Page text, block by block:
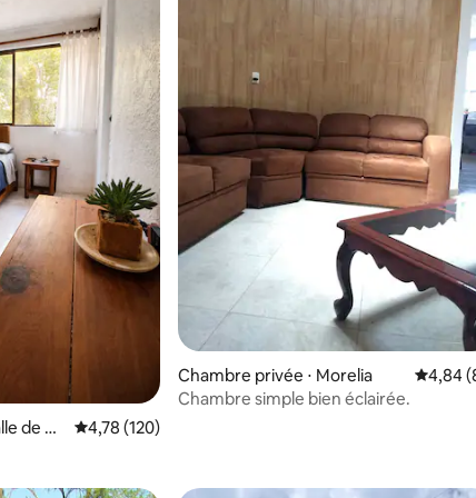
20 commentaires : 4,7 sur 5
de Br
Évaluation moyenne sur la base de 120 commentaires
4,78 (120)
Chambre privée ⋅ Morelia
4,84
Chambre simple bien éclairée.